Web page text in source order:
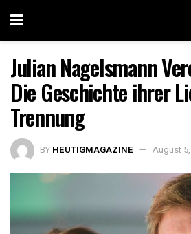
Julian Nagelsmann
Die Geschichte ihrer
Trennung
BY HEUTIGMAGAZINE August